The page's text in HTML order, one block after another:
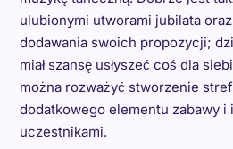
ulubionymi utworami jubilata
dodawania swoich propozycji;
miał szansę usłyszeć coś dla
można rozważyć stworzenie
dodatkowego elementu zabawy i
uczestnikami.